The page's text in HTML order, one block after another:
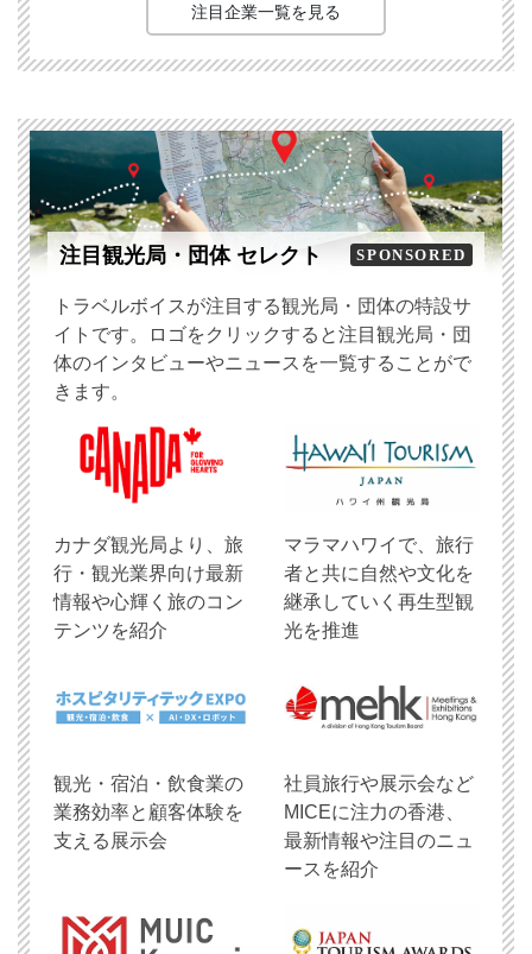
注目企業一覧を見る
注目観光局・団体 セレクト SPONSORED
トラベルボイスが注目する観光局・団体の特設サ
イトです。ロゴをクリックすると注目観光局・団
体のインタビューやニュースを一覧することがで
きます。
​カナダ観光局より、旅
行・観光業界向け最新
情報や心輝く旅のコン
テンツを紹介
マラマハワイで、旅行
者と共に自然や文化を
継承していく再生型観
光を推進
観光・宿泊・飲食業の
業務効率と顧客体験を
支える展示会
社員旅行や展示会など
MICEに注力の香港、
最新情報や注目のニュ
ースを紹介